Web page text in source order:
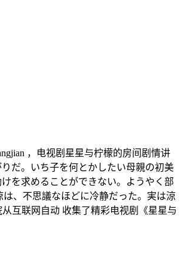
，电视剧星星与柠檬的房间剧情讲
だ。いち子を何とかしたい母親の初美
を求めることができない。ようやく部
、不思議なほどに冷静だった。実は涼
互联网自动 收集了精彩电视剧《星星与